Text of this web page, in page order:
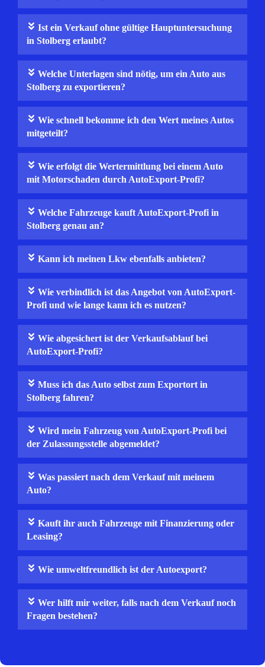
Ist ein Verkauf ohne gültige Hauptuntersuchung
in Stolberg erlaubt?
Welche Unterlagen sind nötig, um ein Auto aus
Stolberg zu exportieren?
Wie schnell bekomme ich den Wert meines Autos
mitgeteilt?
Wie erfolgt die Wertermittlung bei einem Auto
mit Motorschaden durch AutoExport-Profi?
Welche Fahrzeuge kauft AutoExport-Profi in
Stolberg genau an?
Kann ich meinen Lkw ebenfalls anbieten?
Wie verbindlich ist das Angebot von AutoExport-
Profi und wie lange kann ich es nutzen?
Wie abgesichert ist der Verkaufsablauf bei
AutoExport-Profi?
Muss ich das Auto selbst zum Exportort in
Stolberg fahren?
Wird mein Fahrzeug von AutoExport‑Profi bei
der Zulassungsstelle abgemeldet?
Was passiert nach dem Verkauf mit meinem
Auto?
Kauft ihr auch Fahrzeuge mit Finanzierung oder
Leasing?
Wie umweltfreundlich ist der Autoexport?
Wer hilft mir weiter, falls nach dem Verkauf noch
Fragen bestehen?